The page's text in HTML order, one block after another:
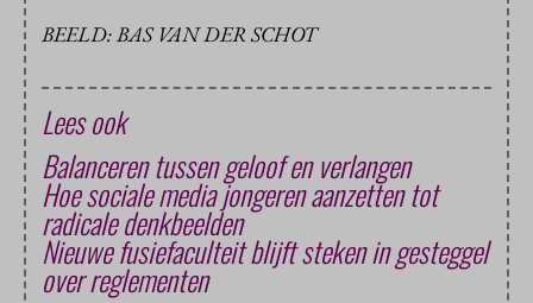
BEELD: BAS VAN DER SCHOT
Lees ook
Balanceren tussen geloof en verlangen
Hoe sociale media jongeren aanzetten tot
radicale denkbeelden
Nieuwe fusiefaculteit blijft steken in gesteggel
over reglementen